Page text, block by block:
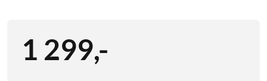
1 299,-